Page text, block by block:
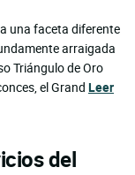
una faceta diferente
arraigada
Triángulo de Oro
el Grand Leer
del